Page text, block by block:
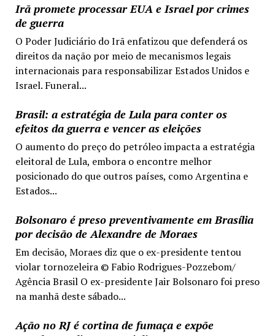
Irã promete processar EUA e Israel por crimes
de guerra
O Poder Judiciário do Irã enfatizou que defenderá os
direitos da nação por meio de mecanismos legais
internacionais para responsabilizar Estados Unidos e
Israel. Funeral...
Brasil: a estratégia de Lula para conter os
efeitos da guerra e vencer as eleições
O aumento do preço do petróleo impacta a estratégia
eleitoral de Lula, embora o encontre melhor
posicionado do que outros países, como Argentina e
Estados...
Bolsonaro é preso preventivamente em Brasília
por decisão de Alexandre de Moraes
Em decisão, Moraes diz que o ex-presidente tentou
violar tornozeleira © Fabio Rodrigues-Pozzebom/
Agência Brasil O ex-presidente Jair Bolsonaro foi preso
na manhã deste sábado...
Ação no RJ é cortina de fumaça e expõe